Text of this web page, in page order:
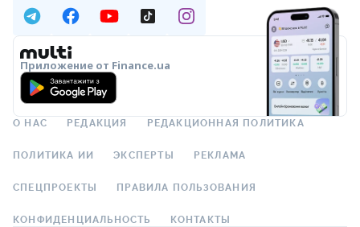
Приложение от Finance.ua
О НАС РЕДАКЦИЯ РЕДАКЦИОННАЯ ПОЛИТИКА
ПОЛИТИКА ИИ ЭКСПЕРТЫ РЕКЛАМА
СПЕЦПРОЕКТЫ ПРАВИЛА ПОЛЬЗОВАНИЯ
КОНФИДЕНЦИАЛЬНОСТЬ КОНТАКТЫ